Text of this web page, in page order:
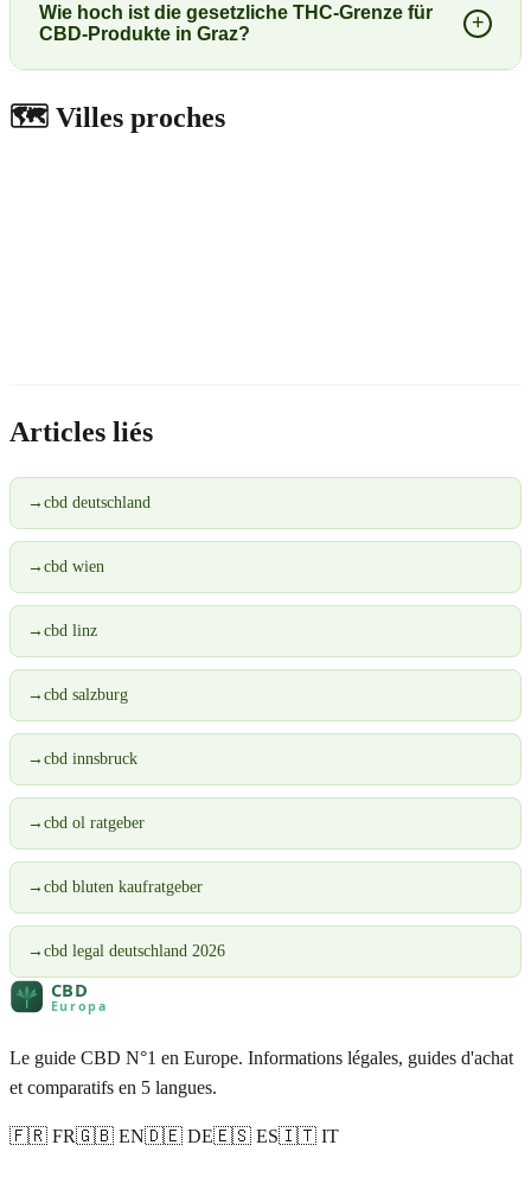
Wie hoch ist die gesetzliche THC-Grenze für
CBD-Produkte in Graz?
+
🗺️ Villes proches
Articles liés
→ cbd deutschland
→ cbd wien
→ cbd linz
→ cbd salzburg
→ cbd innsbruck
→ cbd ol ratgeber
→ cbd bluten kaufratgeber
→ cbd legal deutschland 2026
Le guide CBD N°1 en Europe. Informations légales, guides d'achat
et comparatifs en 5 langues.
🇫🇷 FR🇬🇧 EN🇩🇪 DE🇪🇸 ES🇮🇹 IT